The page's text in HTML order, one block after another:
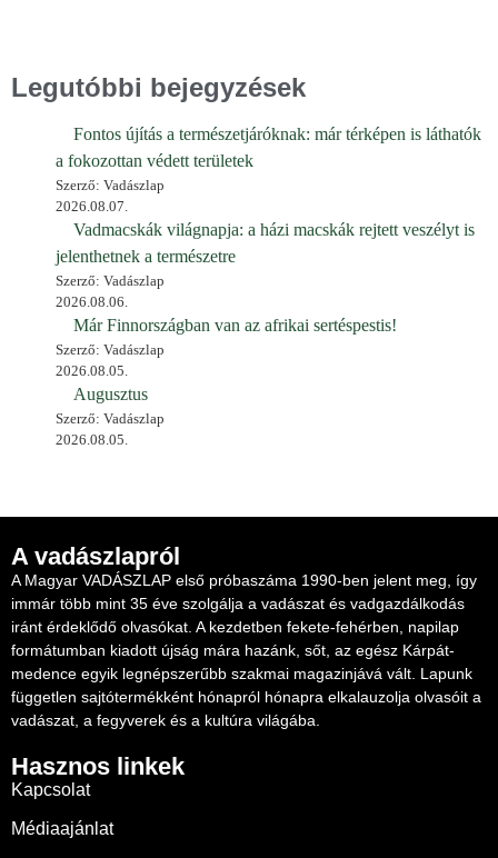
Legutóbbi bejegyzések
Fontos újítás a természetjáróknak: már térképen is láthatók
a fokozottan védett területek
Szerző: Vadászlap
2026.08.07.
Vadmacskák világnapja: a házi macskák rejtett veszélyt is
jelenthetnek a természetre
Szerző: Vadászlap
2026.08.06.
Már Finnországban van az afrikai sertéspestis!
Szerző: Vadászlap
2026.08.05.
Augusztus
Szerző: Vadászlap
2026.08.05.
A vadászlapról
A Magyar VADÁSZLAP első próbaszáma 1990-ben jelent meg, így
immár több mint 35 éve szolgálja a vadászat és vadgazdálkodás
iránt érdeklődő olvasókat. A kezdetben fekete-fehérben, napilap
formátumban kiadott újság mára hazánk, sőt, az egész Kárpát-
medence egyik legnépszerűbb szakmai magazinjává vált. Lapunk
független sajtótermékként hónapról hónapra elkalauzolja olvasóit a
vadászat, a fegyverek és a kultúra világába.
Hasznos linkek
Kapcsolat
Médiaajánlat